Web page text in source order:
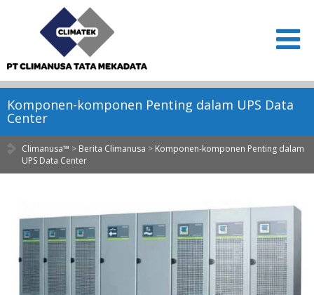
Komponen-komponen Penting dalam UPS Data
Center
Climanusa™ > Berita Climanusa > Komponen-komponen Penting dalam
UPS Data Center